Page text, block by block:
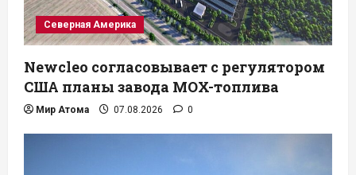
Северная Америка
Newcleo согласовывает с регулятором
США планы завода MOX-топлива
Мир Атома 07.08.2026 0